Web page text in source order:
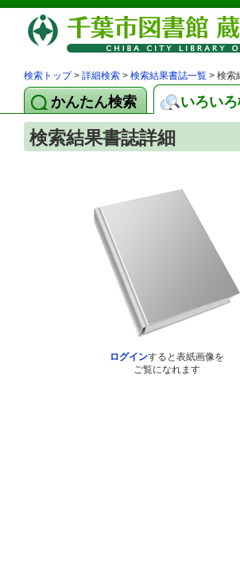
検索トップ> 詳細検索 > 検索結果書誌一覧 > 検索
かんたん検索 いろい
検索結果書誌詳細
ログインすると表紙画像を
ご覧になれます